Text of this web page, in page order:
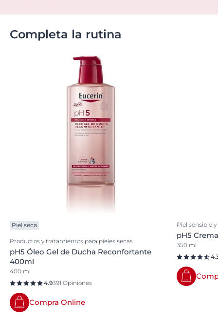
Completa la rutina
Piel seca
Productos y tratamientos para pieles secas
pH5 Óleo Gel de Ducha Reconfortante
400ml
400 ml
4.9391 Opiniones
Compra Online
Piel sensible y
pH5
350 ml